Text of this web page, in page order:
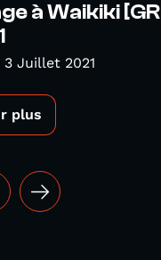
à Waikiki
3 Juillet 2021
plus